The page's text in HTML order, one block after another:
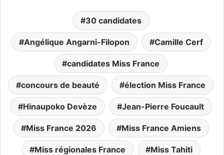
30 candidates
Angélique Angarni-Filopon Camille Cerf
candidates Miss France
concours de beauté élection Miss France
Hinaupoko Devèze Jean-Pierre Foucault
Miss France 2026 Miss France Amiens
Miss régionales France Miss Tahiti